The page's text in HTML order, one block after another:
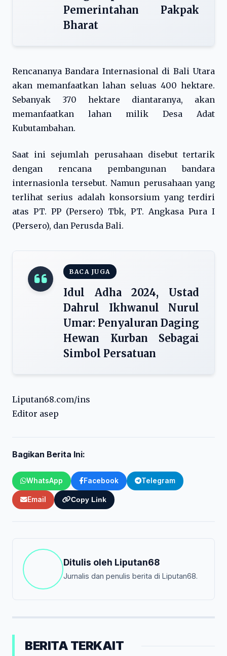
Pemerintahan Pakpak
Bharat
Rencananya Bandara Internasional di Bali Utara
akan memanfaatkan lahan seluas 400 hektare.
Sebanyak 370 hektare diantaranya, akan
memanfaatkan lahan milik Desa Adat
Kubutambahan.
Saat ini sejumlah perusahaan disebut tertarik
dengan rencana pembangunan bandara
internasionla tersebut. Namun perusahaan yang
terlihat serius adalah konsorsium yang terdiri
atas PT. PP (Persero) Tbk, PT. Angkasa Pura I
(Persero), dan Perusda Bali.
BACA JUGA
Idul Adha 2024, Ustad
Dahrul Ikhwanul Nurul
Umar: Penyaluran Daging
Hewan Kurban Sebagai
Simbol Persatuan
Liputan68.com/ins
Editor asep
Bagikan Berita Ini:
WhatsApp Facebook Telegram
Email Copy Link
Ditulis oleh Liputan68
Jurnalis dan penulis berita di Liputan68.
BERITA TERKAIT